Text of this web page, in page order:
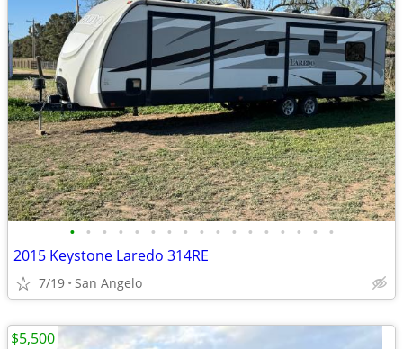
• • • • • • • • • • • • • • • • •
2015 Keystone Laredo 314RE
7/19 San Angelo
$5,500